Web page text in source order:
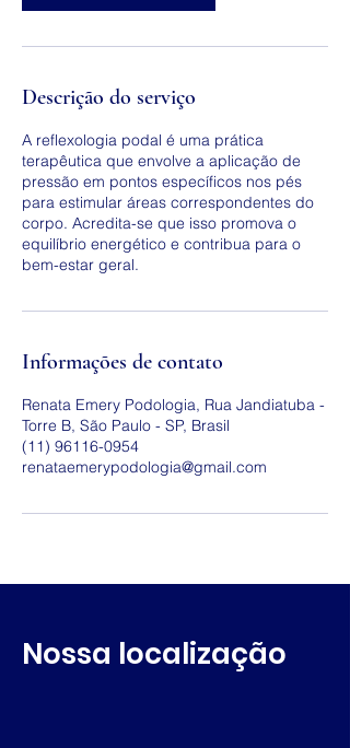
Descrição do serviço
A reflexologia podal é uma prática
terapêutica que envolve a aplicação de
pressão em pontos específicos nos pés
para estimular áreas correspondentes do
corpo. Acredita-se que isso promova o
equilíbrio energético e contribua para o
bem-estar geral.
Informações de contato
Renata Emery Podologia, Rua Jandiatuba -
Torre B, São Paulo - SP, Brasil
(11) 96116-0954
renataemerypodologia@gmail.com
Nossa localização